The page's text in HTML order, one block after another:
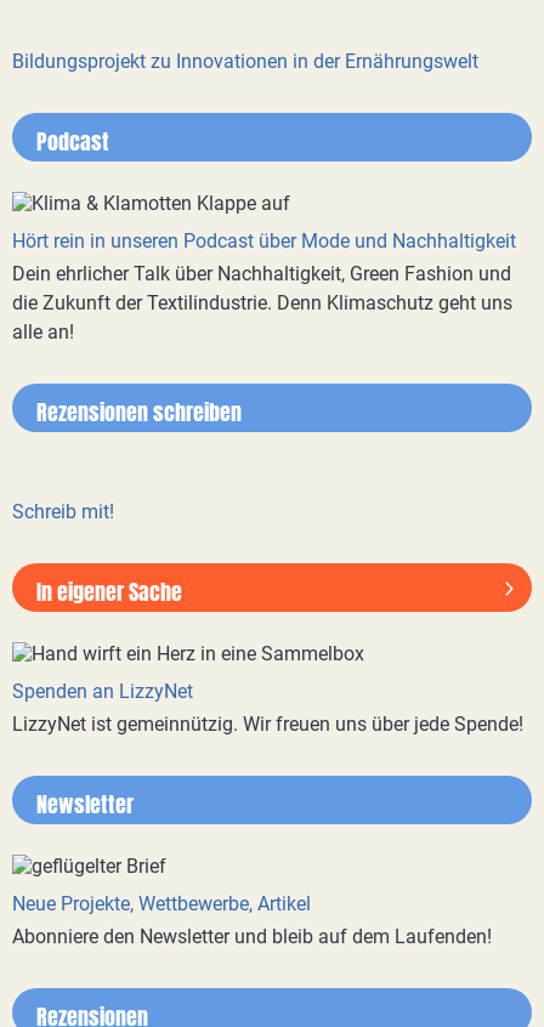
Bildungsprojekt zu Innovationen in der Ernährungswelt
Podcast
Hört rein in unseren Podcast über Mode und Nachhaltigkeit
Dein ehrlicher Talk über Nachhaltigkeit, Green Fashion und
die Zukunft der Textilindustrie. Denn Klimaschutz geht uns
alle an!
Rezensionen schreiben
Schreib mit!
In eigener Sache
Spenden an LizzyNet
LizzyNet ist gemeinnützig. Wir freuen uns über jede Spende!
Newsletter
Neue Projekte, Wettbewerbe, Artikel
Abonniere den Newsletter und bleib auf dem Laufenden!
Rezensionen